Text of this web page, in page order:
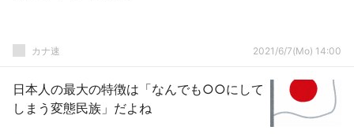
カナ速 2021/6/7(Mo) 14:00
日本人の最大の特徴は「なんでも○○にして
しまう変態民族」だよね